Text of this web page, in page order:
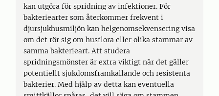
kan utgöra för spridning av infektioner. För
bakteriearter som återkommer frekvent i
djursjukhusmiljön kan helgenomsekvensering visa
om det rör sig om husflora eller olika stammar av
samma bakterieart. Att studera
spridningsmönster är extra viktigt när det gäller
potentiellt sjukdomsframkallande och resistenta
bakterier. Med hjälp av detta kan eventuella